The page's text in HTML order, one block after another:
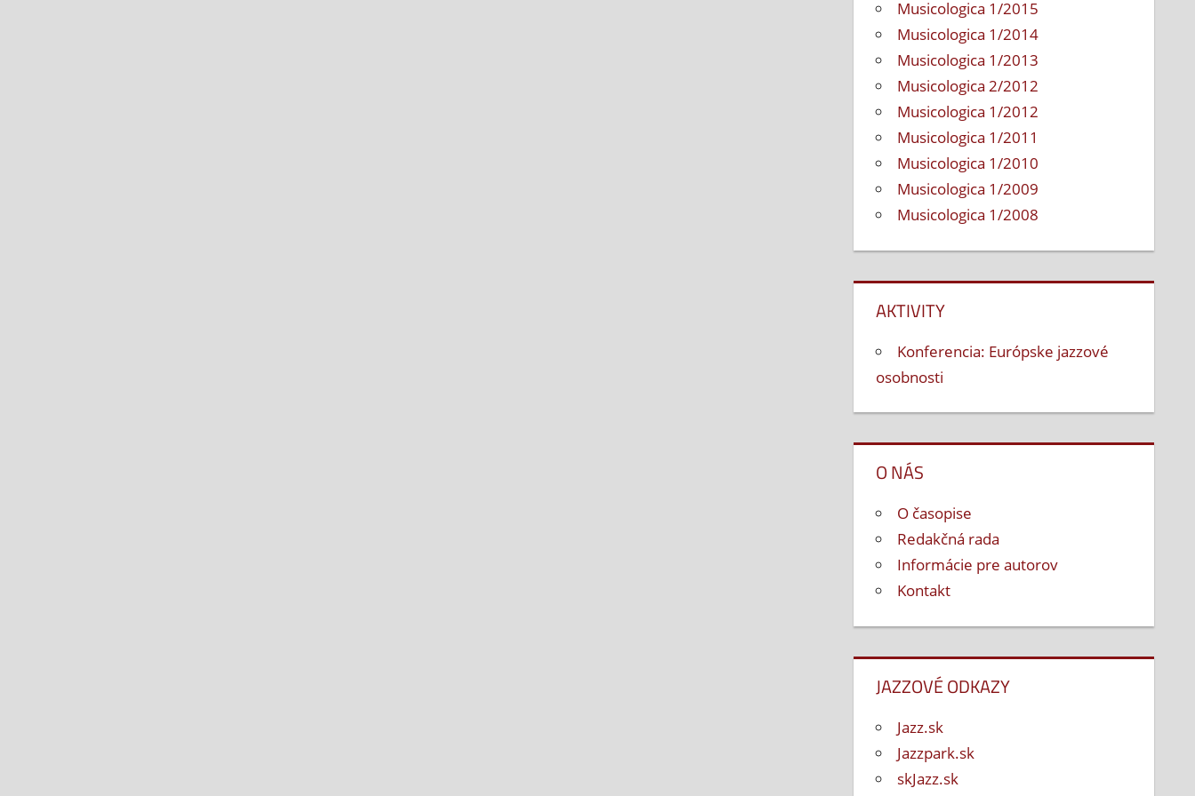
Musicologica 1/2015
Musicologica 1/2014
Musicologica 1/2013
Musicologica 2/2012
Musicologica 1/2012
Musicologica 1/2011
Musicologica 1/2010
Musicologica 1/2009
Musicologica 1/2008
AKTIVITY
Konferencia: Európske jazzové
osobnosti
O NÁS
O časopise
Redakčná rada
Informácie pre autorov
Kontakt
JAZZOVÉ ODKAZY
Jazz.sk
Jazzpark.sk
skJazz.sk